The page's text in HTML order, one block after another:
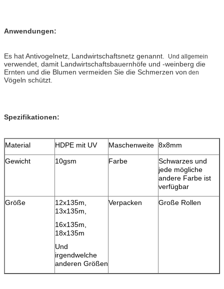
Anwendungen:
Es hat Antivogelnetz, Landwirtschaftsnetz genannt. Und allgemein
verwendet, damit Landwirtschaftsbauernhöfe und -weinberg die
Ernten und die Blumen vermeiden Sie die Schmerzen von den
Vögeln schützt.
Spezifikationen:
Material HDPE mit UV Maschenweite 8x8mm
Gewicht
10gsm Farbe
Schwarzes und
jede mögliche
andere Farbe ist
verfügbar
Größe
12x135m,
13x135m,
16x135m,
18x135m
Und
irgendwelche
anderen Größen
Verpacken Große Rollen